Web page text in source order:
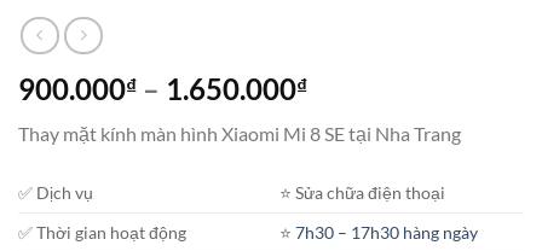
900.000₫ – 1.650.000₫Khoảng
từ
đến
1.650.000₫
Thay mặt kính màn hình Xiaomi Mi 8 SE tại Nha Trang
✅ Dịch vụ
⭐️ Sửa chữa điện thoại
✅ Thời gian hoạt động
⭐️7h30 – 17h30 hàng ngày